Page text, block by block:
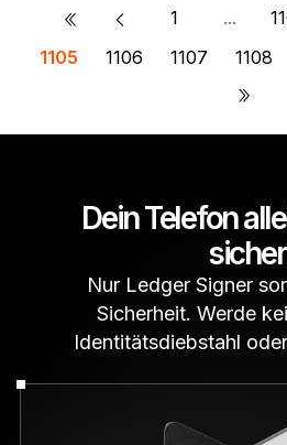
« 1 ...
1105
1106 1107 1108
»
Dein Telefon
sicher
Nur Ledger Signer
Sicherheit. Werde
Identitätsdiebstahl